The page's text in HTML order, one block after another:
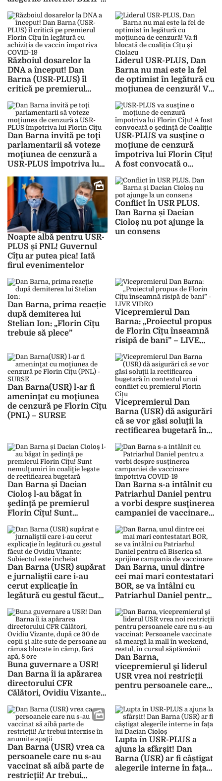
unui proiect european
turul II
Războiul dosarelor la
DNA a început! Dan
Barna (USR-PLUS) îl
critică pe premierul
achiziția de vaccin
împotriva COVID-19
Liderul USR-PLUS, Dan
Barna nu mai este la fel
de optimist în legătură cu
moţiunea de cenzură! Va
și Ciolacu
Dan Barna invită pe toţi
parlamentarii să voteze
moţiunea de cenzură a
USR-PLUS împotriva lui
USR-PLUS va susţine o
moţiune de cenzură
împotriva lui Florin Cîțu!
A fost convocată o
Noapte albă pentru USR-
PLUS și PNL! Guvernul
Cîțu ar putea pica! Iată
firul evenimentelor
Conflict în USR PLUS.
Dan Barna și Dacian
Cioloș nu pot ajunge la
un consens
Dan Barna, prima reacție
după demiterea lui
Stelian Ion: „Florin Cîțu
trebuie să plece”
Vicepremierul Dan
Barna: „Proiectul propus
de Florin Cîțu înseamnă
risipă de bani” – LIVE
Dan Barna(USR) l-ar fi
ameninţat cu moţiunea
de cenzură pe Florin Cîțu
(PNL) – SURSE
Vicepremierul Dan
Barna (USR) dă asigurări
că se vor găsi soluţii la
rectificarea bugetară în
cu premierul Florin Cîțu
Dan Barna și Dacian
Cioloș l-au băgat în
şedinţă pe premierul
Florin Cîțu! Sunt
legate de rectificarea
bugetară
Dan Barna s-a intâlnit cu
Patriarhul Daniel pentru
a vorbi despre susţinerea
campaniei de vaccinare
Dan Barna (USR) supărat
e jurnaliştii care i-au
cerut explicaţie în
legătură cu gestul făcut
Subiectul este încheiat
Dan Barna, unul dintre
cei mai mari contestatari
BOR, se va întâlni cu
Patriarhul Daniel pentru
campania de vaccinare
Buna guvernare a USR!
Dan Barna îi ia apărarea
directorului CFR
Călători, Ovidiu Vizante,
sute de persoane au
rămas blocate în câmp,
fără apă, 8 ore
Dan Barna,
vicepremierul şi liderul
USR vrea noi restricţii
pentru persoanele care
Persoanele vaccinate să
meargă la mall în
weekend, restul, în
cursul săptămânii
Dan Barna (USR) vrea ca
persoanele care nu s-au
vaccinat să aibă parte de
restricţii! Ar trebui
Lupta în USR-PLUS a
ajuns la sfârșit! Dan
Barna (USR) ar fi câștigat
alegerile interne în fața